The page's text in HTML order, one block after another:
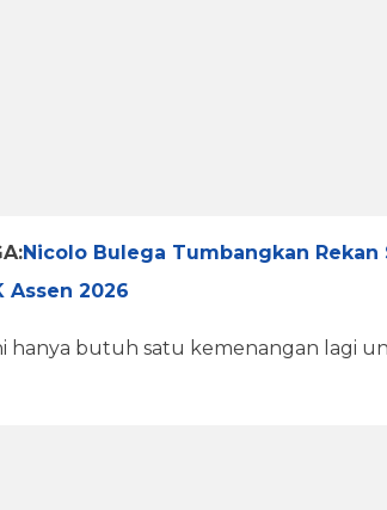
Nicolo Bulega Tumbangkan
Assen 2026
hanya butuh satu kemenangan lagi